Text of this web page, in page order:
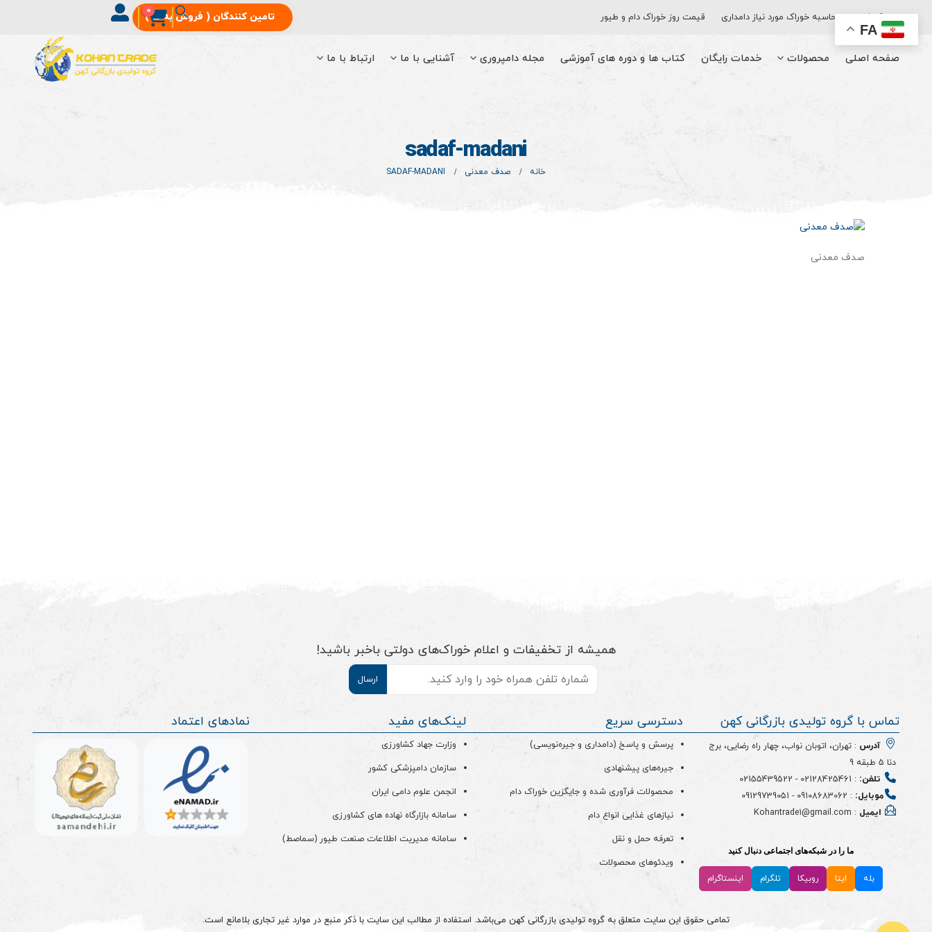
اپلیکیشن محاسبه خوراک مورد نیاز دامداری قیمت روز خوراک دام و طیور تامین‌ کنندگان ( فروش به ما )
0
صفحه اصلی محصولات خدمات رایگان کتاب‌ ها و دوره های آموزشی مجله دامپروری آشنایی با ما ارتباط با ما
sadaf-madani
خانه صدف معدنی SADAF-MADANI
صدف معدنی
همیشه از تخفیفات و اعلام خوراک‌های دولتی باخبر باشید!
تماس با گروه تولیدی بازرگانی کهن
آدرس : تهران، اتوبان نواب، چهار راه رضایی، برج
دنا 5 طبقه 9
تلفن: :
02128425461
-
02155439522
موبایل: :
09108683062
-
09129739051
ایمیل : Kohantrade1@gmail.com
ما را در شبکه‌های اجتماعی دنبال کنید
بله ایتا روبیکا تلگرام اینستاگرام
دسترسی سریع
پرسش و پاسخ (دامداری و جیره‌نویسی)
جیره‌های پیشنهادی
محصولات فرآوری شده و جایگزین خوراک دام
نیازهای غذایی انواع دام
تعرفه حمل و نقل
ویدئو‌های محصولات
لینک‌های مفید
وزارت جهاد کشاورزی
سازمان دامپزشکی کشور
انجمن علوم دامی ایران
سامانه بازارگاه نهاده های کشاورزی
سامانه مدیریت اطلاعات صنعت طیور (سماصط)
نمادهای اعتماد
تمامی حقوق این سایت متعلق به گروه تولیدی بازرگانی کهن می‌باشد. استفاده از مطالب این سایت با ذکر منبع در موارد غیر تجاری بلامانع است.
FA